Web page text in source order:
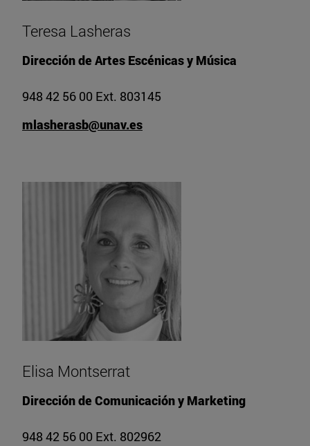
Teresa Lasheras
Dirección de Artes Escénicas y Música
948 42 56 00 Ext. 803145
mlasherasb@unav.es
Elisa Montserrat
Dirección de Comunicación y Marketing
948 42 56 00 Ext. 802962